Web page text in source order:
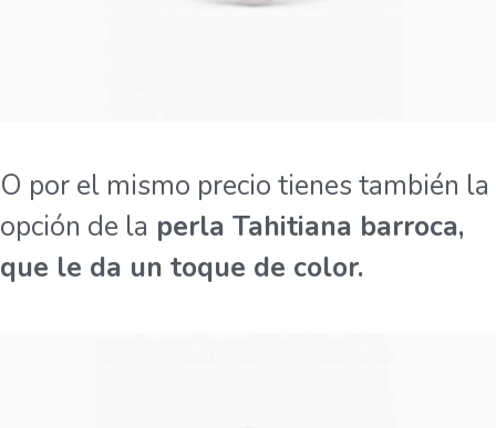
O por el mismo precio tienes también la
opción de la perla Tahitiana barroca,
que le da un toque de color.